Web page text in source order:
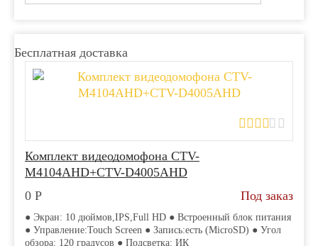
Бесплатная доставка
Комплект видеодомофона CTV-
M4104AHD+CTV-D4005AHD
0 Р Под заказ
● Экран: 10 дюймов,IPS,Full HD ● Встроенный блок питания
● Управление:Touch Screen ● Запись:есть (MicroSD) ● Угол
обзора: 120 градусов ● Подсветка: ИК